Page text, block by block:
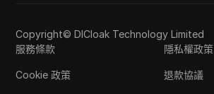
Copyright© DICloak Technology Limited
服務條款
隱私權政策
Cookie 政策 退款協議